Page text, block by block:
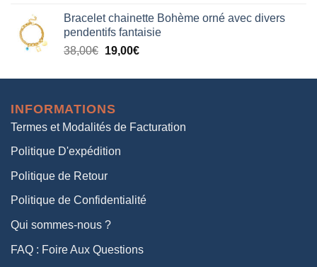
initial
était :
38,00€.
actuel
est :
19,00€.
Bracelet chainette Bohème orné avec divers
pendentifs fantaisie
38,00€ Le
initial
38,00€.
19,00€Le
actuel
INFORMATIONS
Termes et Modalités de Facturation
Politique D'expédition
Politique de Retour
Politique de Confidentialité
Qui sommes-nous ?
FAQ : Foire Aux Questions